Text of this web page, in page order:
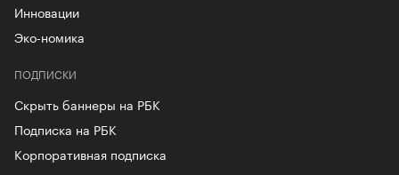
Инновации
Эко-номика
ПОДПИСКИ
Скрыть баннеры на РБК
Подписка на РБК
Корпоративная подписка